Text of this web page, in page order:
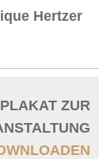
Hertzer
PLAKAT ZUR